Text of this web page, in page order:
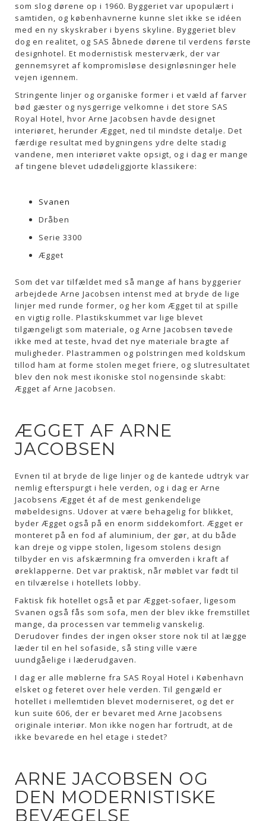
som slog dørene op i 1960. Byggeriet var upopulært i
samtiden, og københavnerne kunne slet ikke se idéen
med en ny skyskraber i byens skyline. Byggeriet blev
dog en realitet, og SAS åbnede dørene til verdens første
designhotel. Et modernistisk mesterværk, der var
gennemsyret af kompromisløse designløsninger hele
vejen igennem.
Stringente linjer og organiske former i et væld af farver
bød gæster og nysgerrige velkomne i det store SAS
Royal Hotel, hvor Arne Jacobsen havde designet
interiøret, herunder Ægget, ned til mindste detalje. Det
færdige resultat med bygningens ydre delte stadig
vandene, men interiøret vakte opsigt, og i dag er mange
af tingene blevet udødeliggjorte klassikere:
Svanen
Dråben
Serie 3300
Ægget
Som det var tilfældet med så mange af hans byggerier
arbejdede Arne Jacobsen intenst med at bryde de lige
linjer med runde former, og her kom Ægget til at spille
en vigtig rolle. Plastikskummet var lige blevet
tilgængeligt som materiale, og Arne Jacobsen tøvede
ikke med at teste, hvad det nye materiale bragte af
muligheder. Plastrammen og polstringen med koldskum
tillod ham at forme stolen meget friere, og slutresultatet
blev den nok mest ikoniske stol nogensinde skabt:
Ægget af Arne Jacobsen.
ÆGGET AF ARNE
JACOBSEN
Evnen til at bryde de lige linjer og de kantede udtryk var
nemlig efterspurgt i hele verden, og i dag er Arne
Jacobsens Ægget ét af de mest genkendelige
møbeldesigns. Udover at være behagelig for blikket,
byder Ægget også på en enorm siddekomfort. Ægget er
monteret på en fod af aluminium, der gør, at du både
kan dreje og vippe stolen, ligesom stolens design
tilbyder en vis afskærmning fra omverden i kraft af
øreklapperne. Det var praktisk, når møblet var født til
en tilværelse i hotellets lobby.
Faktisk fik hotellet også et par Ægget-sofaer, ligesom
Svanen også fås som sofa, men der blev ikke fremstillet
mange, da processen var temmelig vanskelig.
Derudover findes der ingen okser store nok til at lægge
læder til en hel sofaside, så sting ville være
uundgåelige i læderudgaven.
I dag er alle møblerne fra SAS Royal Hotel i København
elsket og feteret over hele verden. Til gengæld er
hotellet i mellemtiden blevet moderniseret, og det er
kun suite 606, der er bevaret med Arne Jacobsens
originale interiør. Mon ikke nogen har fortrudt, at de
ikke bevarede en hel etage i stedet?
ARNE JACOBSEN OG
DEN MODERNISTISKE
BEVÆGELSE